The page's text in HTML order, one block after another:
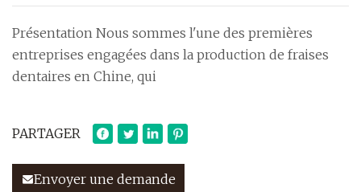
Présentation Nous sommes l'une des premières
entreprises engagées dans la production de fraises
dentaires en Chine, qui
PARTAGER
Envoyer une demande